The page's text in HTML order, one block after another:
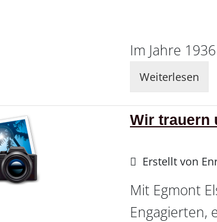
Im Jahre
Weiterlesen
Wir trauern
Erstellt von
Mit Egmont
Engagierten,